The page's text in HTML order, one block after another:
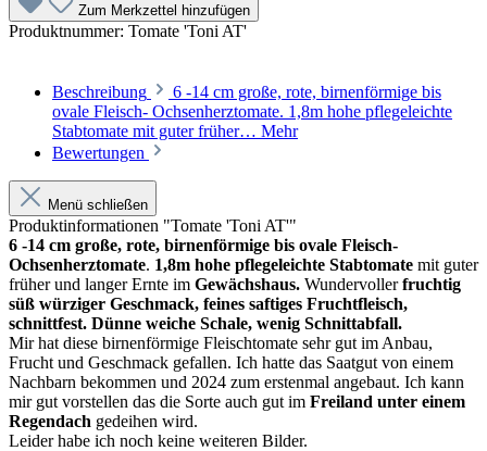
Zum Merkzettel hinzufügen
Produktnummer: Tomate 'Toni AT'
Beschreibung
6 -14 cm große, rote, birnenförmige bis
ovale Fleisch- Ochsenherztomate. 1,8m hohe pflegeleichte
Stabtomate mit guter früher… Mehr
Bewertungen
Menü schließen
Produktinformationen "Tomate 'Toni AT'"
6 -14 cm große, rote, birnenförmige bis ovale Fleisch-
Ochsenherztomate. 1,8m hohe pflegeleichte Stabtomate mit guter
früher und langer Ernte im Gewächshaus. Wundervollerfruchtig
süß würziger Geschmack, feines saftiges Fruchtfleisch,
schnittfest. Dünne weiche Schale, wenig Schnittabfall.
Mir hat diese birnenförmige Fleischtomate sehr gut im Anbau,
Frucht und Geschmack gefallen. Ich hatte das Saatgut von einem
Nachbarn bekommen und 2024 zum erstenmal angebaut. Ich kann
mir gut vorstellen das die Sorte auch gut im Freiland unter einem
Regendach gedeihen wird.
Leider habe ich noch keine weiteren Bilder.